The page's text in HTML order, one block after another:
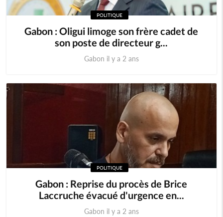
POLITIQUE
Gabon : Oligui limoge son frère cadet de
son poste de directeur g...
Gabon il y a 2 ans
POLITIQUE
Gabon : Reprise du procès de Brice
Laccruche évacué d'urgence en...
Gabon il y a 2 ans